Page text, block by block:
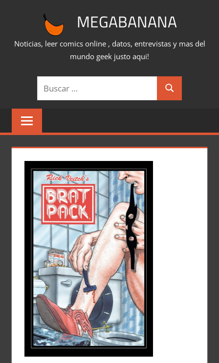
MEGABANANA
Noticias, leer comics online , datos, entrevistas y mas del
mundo geek justo aqui!
Buscar:
Buscar